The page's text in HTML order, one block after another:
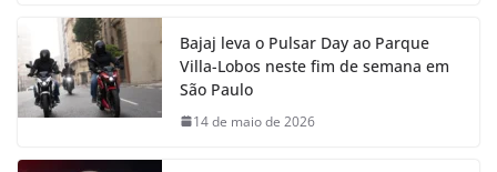
Bajaj leva o Pulsar Day ao Parque
Villa-Lobos neste fim de semana em
São Paulo
14 de maio de 2026